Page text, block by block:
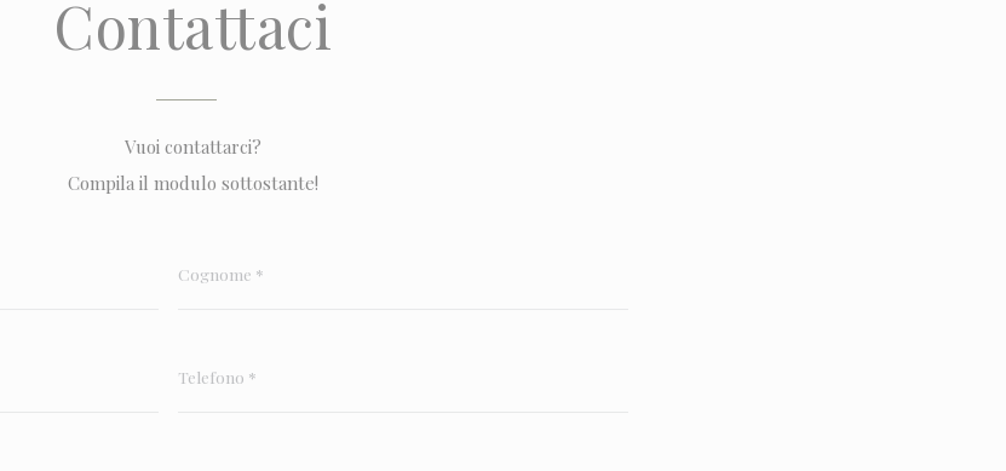
Contattaci
Vuoi contattarci?
Compila il modulo sottostante!